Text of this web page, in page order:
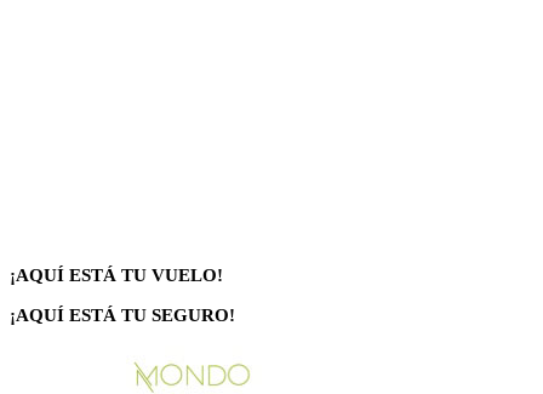
¡AQUÍ ESTÁ TU VUELO!
¡AQUÍ ESTÁ TU SEGURO!